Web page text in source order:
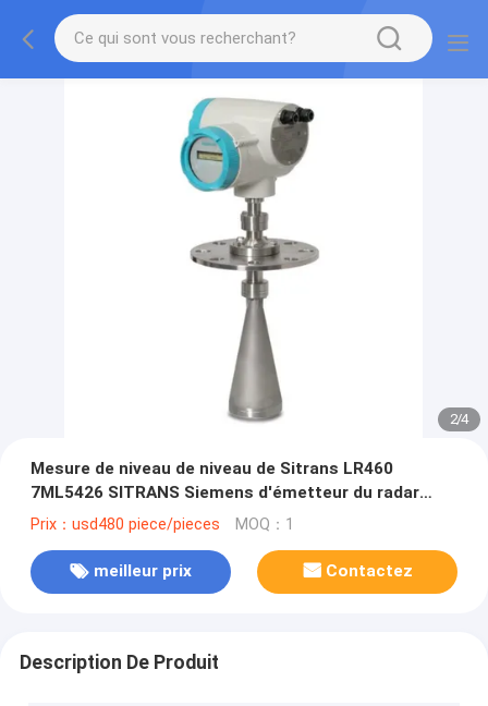
2/4
Mesure de niveau de niveau de Sitrans LR460
7ML5426 SITRANS Siemens d'émetteur du radar
60HZ
Prix：usd480 piece/pieces MOQ：1
meilleur prix Contactez
Description De Produit